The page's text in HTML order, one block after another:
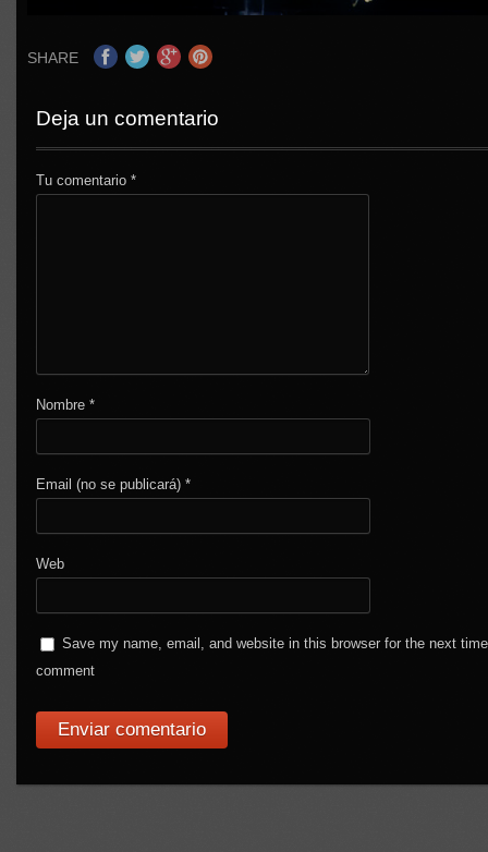
SHARE
Deja un comentario
Tu comentario*
Nombre*
Email (no se publicará)*
Web
Save my name, email, and website in this browser for the next
comment